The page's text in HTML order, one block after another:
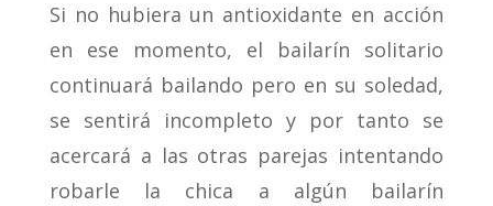
Si no hubiera un antioxidante en acción
en ese momento, el bailarín solitario
continuará bailando pero en su soledad,
se sentirá incompleto y por tanto se
acercará a las otras parejas intentando
robarle la chica a algún bailarín